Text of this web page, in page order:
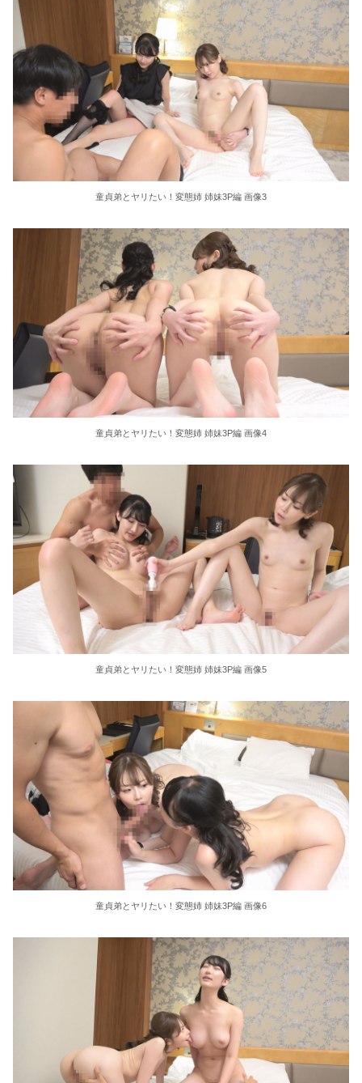
36歳の彼女と結婚したいのに、家族が猛反対。家族から信じられない言葉が飛び出した… 他
クーラーボックス積んで出発→途中で買い足し…50代公務員の“ドライブ”が地獄すぎた 他
【悲報】2050年の日本、独身ボッチ祭りが現実になるとかｗｗｗｗ 他
Powered by livedoor 相互RSS
童貞弟とヤリたい！変態姉 姉妹3P編 画像3
童貞弟とヤリたい！変態姉 姉妹3P編 画像4
童貞弟とヤリたい！変態姉 姉妹3P編 画像5
童貞弟とヤリたい！変態姉 姉妹3P編 画像6